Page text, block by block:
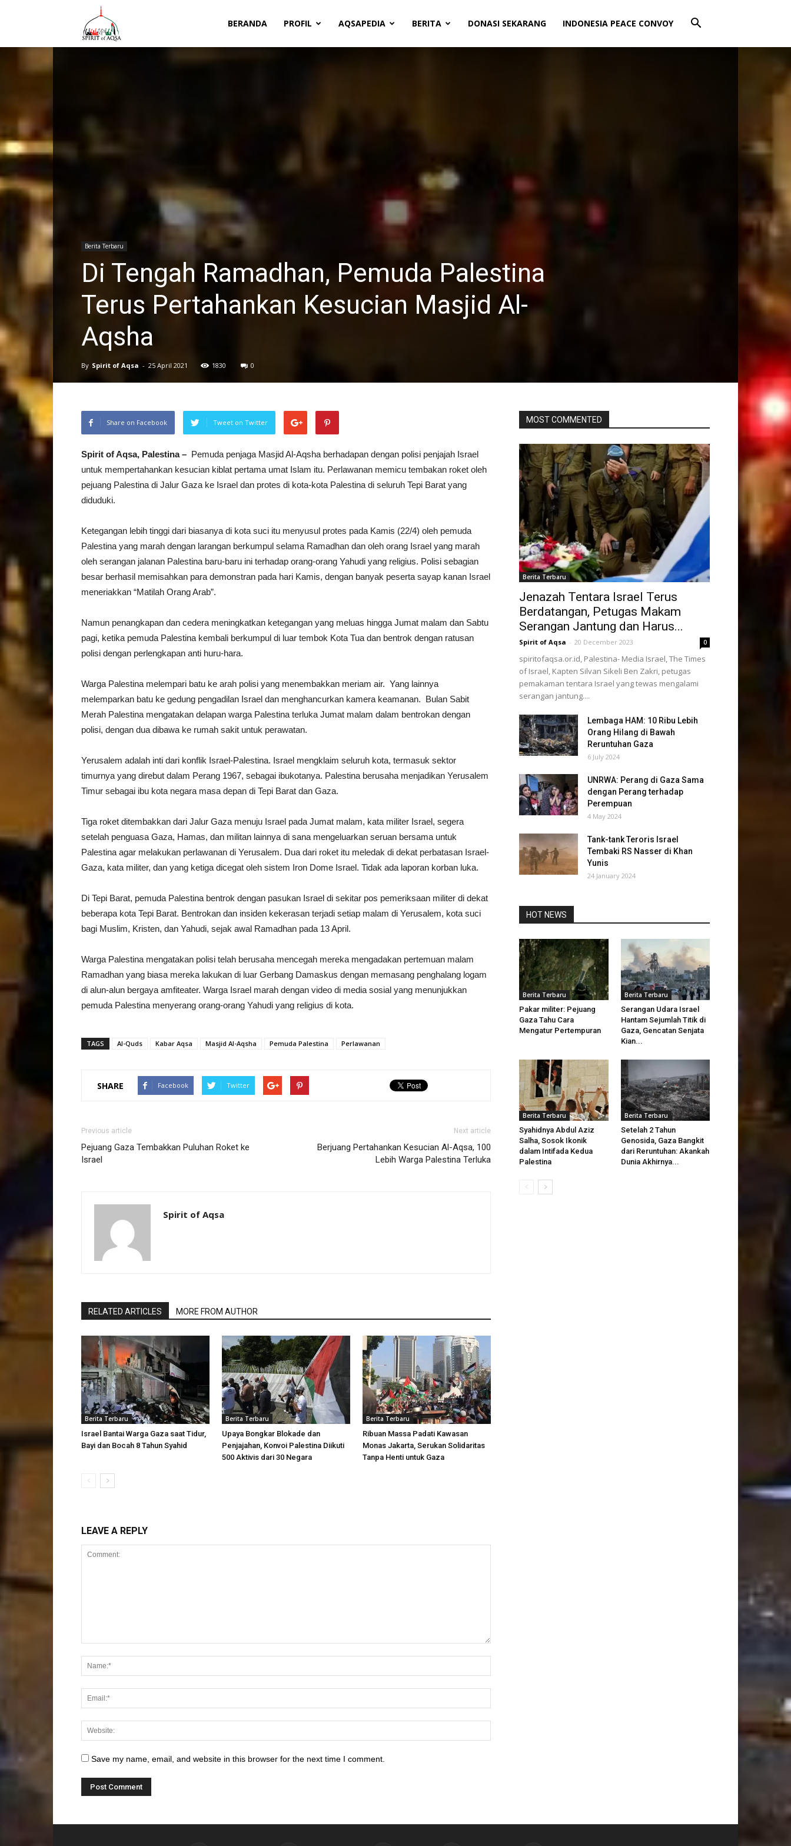
BERANDA PROFIL AQSAPEDIA BERITA DONASI SEKARANG INDONESIA PEACE CONVOY
Berita Terbaru
Di Tengah Ramadhan, Pemuda Palestina
Terus Pertahankan Kesucian Masjid Al-
Aqsha
By Spirit of Aqsa - 25 April 2021 1830 0
Share on Facebook Tweet on Twitter
Spirit of Aqsa, Palestina – Pemuda penjaga Masjid Al-Aqsha berhadapan dengan polisi penjajah Israel
untuk mempertahankan kesucian kiblat pertama umat Islam itu. Perlawanan memicu tembakan roket oleh
pejuang Palestina di Jalur Gaza ke Israel dan protes di kota-kota Palestina di seluruh Tepi Barat yang
diduduki.
Ketegangan lebih tinggi dari biasanya di kota suci itu menyusul protes pada Kamis (22/4) oleh pemuda
Palestina yang marah dengan larangan berkumpul selama Ramadhan dan oleh orang Israel yang marah
oleh serangan jalanan Palestina baru-baru ini terhadap orang-orang Yahudi yang religius. Polisi sebagian
besar berhasil memisahkan para demonstran pada hari Kamis, dengan banyak peserta sayap kanan Israel
meneriakkan “Matilah Orang Arab”.
Namun penangkapan dan cedera meningkatkan ketegangan yang meluas hingga Jumat malam dan Sabtu
pagi, ketika pemuda Palestina kembali berkumpul di luar tembok Kota Tua dan bentrok dengan ratusan
polisi dengan perlengkapan anti huru-hara.
Warga Palestina melempari batu ke arah polisi yang menembakkan meriam air. Yang lainnya
melemparkan batu ke gedung pengadilan Israel dan menghancurkan kamera keamanan. Bulan Sabit
Merah Palestina mengatakan delapan warga Palestina terluka Jumat malam dalam bentrokan dengan
polisi, dengan dua dibawa ke rumah sakit untuk perawatan.
Yerusalem adalah inti dari konflik Israel-Palestina. Israel mengklaim seluruh kota, termasuk sektor
timurnya yang direbut dalam Perang 1967, sebagai ibukotanya. Palestina berusaha menjadikan Yerusalem
Timur sebagai ibu kota negara masa depan di Tepi Barat dan Gaza.
Tiga roket ditembakkan dari Jalur Gaza menuju Israel pada Jumat malam, kata militer Israel, segera
setelah penguasa Gaza, Hamas, dan militan lainnya di sana mengeluarkan seruan bersama untuk
Palestina agar melakukan perlawanan di Yerusalem. Dua dari roket itu meledak di dekat perbatasan Israel-
Gaza, kata militer, dan yang ketiga dicegat oleh sistem Iron Dome Israel. Tidak ada laporan korban luka.
Di Tepi Barat, pemuda Palestina bentrok dengan pasukan Israel di sekitar pos pemeriksaan militer di dekat
beberapa kota Tepi Barat. Bentrokan dan insiden kekerasan terjadi setiap malam di Yerusalem, kota suci
bagi Muslim, Kristen, dan Yahudi, sejak awal Ramadhan pada 13 April.
Warga Palestina mengatakan polisi telah berusaha mencegah mereka mengadakan pertemuan malam
Ramadhan yang biasa mereka lakukan di luar Gerbang Damaskus dengan memasang penghalang logam
di alun-alun bergaya amfiteater. Warga Israel marah dengan video di media sosial yang menunjukkan
pemuda Palestina menyerang orang-orang Yahudi yang religius di kota.
TAGS Al-Quds Kabar Aqsa Masjid Al-Aqsha Pemuda Palestina Perlawanan
SHARE Facebook Twitter
Previous article
Pejuang Gaza Tembakkan Puluhan Roket ke
Israel
Next article
Berjuang Pertahankan Kesucian Al-Aqsa, 100
Lebih Warga Palestina Terluka
Spirit of Aqsa
RELATED ARTICLES MORE FROM AUTHOR
Berita Terbaru
Israel Bantai Warga Gaza saat Tidur,
Bayi dan Bocah 8 Tahun Syahid
Berita Terbaru
Upaya Bongkar Blokade dan
Penjajahan, Konvoi Palestina Diikuti
500 Aktivis dari 30 Negara
Berita Terbaru
Ribuan Massa Padati Kawasan
Monas Jakarta, Serukan Solidaritas
Tanpa Henti untuk Gaza
LEAVE A REPLY
Save my name, email, and website in this browser for the next time I comment.
MOST COMMENTED
Berita Terbaru
Jenazah Tentara Israel Terus
Berdatangan, Petugas Makam
Serangan Jantung dan Harus...
Spirit of Aqsa - 20 December 2023 0
spiritofaqsa.or.id, Palestina- Media Israel, The Times
of Israel, Kapten Silvan Sikeli Ben Zakri, petugas
pemakaman tentara Israel yang tewas mengalami
serangan jantung....
Lembaga HAM: 10 Ribu Lebih
Orang Hilang di Bawah
Reruntuhan Gaza
6 July 2024
UNRWA: Perang di Gaza Sama
dengan Perang terhadap
Perempuan
4 May 2024
Tank-tank Teroris Israel
Tembaki RS Nasser di Khan
Yunis
24 January 2024
HOT NEWS
Berita Terbaru
Pakar militer: Pejuang
Gaza Tahu Cara
Mengatur Pertempuran
Berita Terbaru
Serangan Udara Israel
Hantam Sejumlah Titik di
Gaza, Gencatan Senjata
Kian...
Berita Terbaru
Syahidnya Abdul Aziz
Salha, Sosok Ikonik
dalam Intifada Kedua
Palestina
Berita Terbaru
Setelah 2 Tahun
Genosida, Gaza Bangkit
dari Reruntuhan: Akankah
Dunia Akhirnya...